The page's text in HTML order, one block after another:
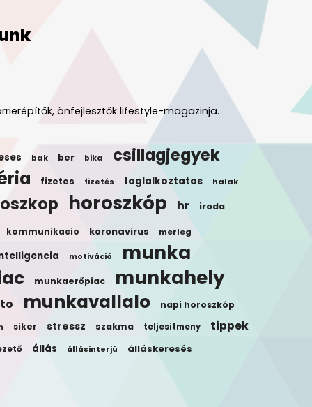
önfejlesztők lifestyle-magazinja.
bak ber bika csillagjegyek
fizetes fizetés foglalkoztatas halak
horoszkóp hr iroda
kommunikacio koronavirus merleg
motiváció munka
munkaerőpiac munkahely
munkavallalo napi horoszkóp
siker stressz szakma teljesitmeny tippek
állás állásinterjú álláskeresés